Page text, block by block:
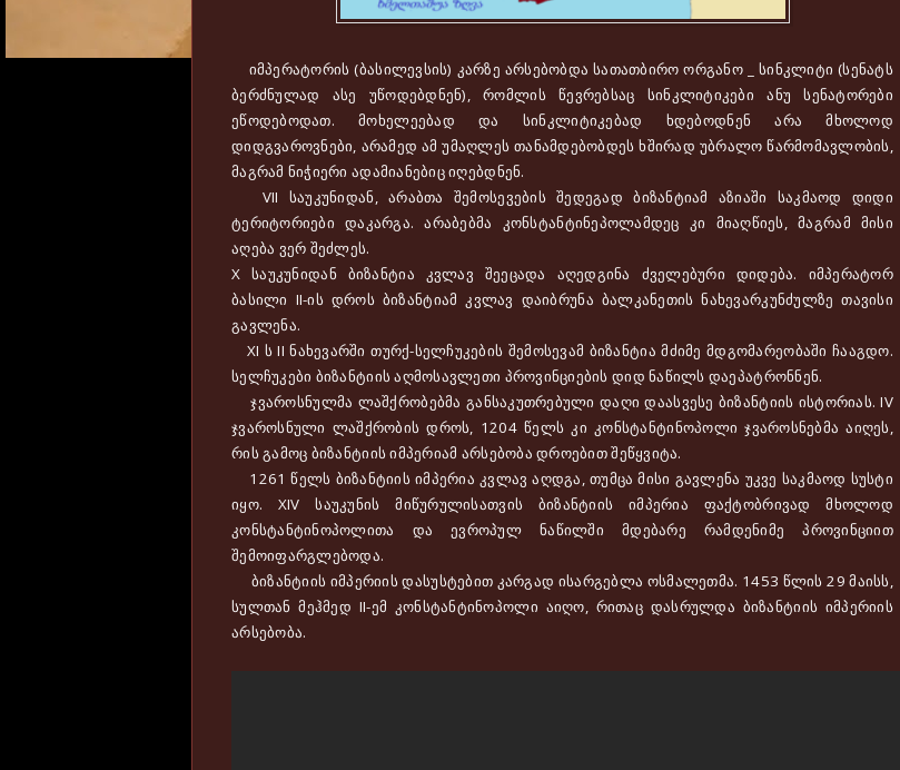
იმპერატორის (ბასილევსის) კარზე არსებობდა სათათბირო ორგანო _ სინკლიტი (სენატს
ბერძნულად ასე უწოდებდნენ), რომლის წევრებსაც სინკლიტიკები ანუ სენატორები
ეწოდებოდათ. მოხელეებად და სინკლიტიკებად ხდებოდნენ არა მხოლოდ
დიდგვაროვნები, არამედ ამ უმაღლეს თანამდებობდეს ხშირად უბრალო წარმომავლობის,
მაგრამ ნიჭიერი ადამიანებიც იღებდნენ.
VII საუკუნიდან, არაბთა შემოსევების შედეგად ბიზანტიამ აზიაში საკმაოდ დიდი
ტერიტორიები დაკარგა. არაბებმა კონსტანტინეპოლამდეც კი მიაღწიეს, მაგრამ მისი
აღება ვერ შეძლეს.
X საუკუნიდან ბიზანტია კვლავ შეეცადა აღედგინა ძველებური დიდება. იმპერატორ
ბასილი II-ის დროს ბიზანტიამ კვლავ დაიბრუნა ბალკანეთის ნახევარკუნძულზე თავისი
გავლენა.
XI ს II ნახევარში თურქ-სელჩუკების შემოსევამ ბიზანტია მძიმე მდგომარეობაში ჩააგდო.
სელჩუკები ბიზანტიის აღმოსავლეთი პროვინციების დიდ ნაწილს დაეპატრონნენ.
ჯვაროსნულმა ლაშქრობებმა განსაკუთრებული დაღი დაასვესე ბიზანტიის ისტორიას. IV
ჯვაროსნული ლაშქრობის დროს, 1204 წელს კი კონსტანტინოპოლი ჯვაროსნებმა აიღეს,
რის გამოც ბიზანტიის იმპერიამ არსებობა დროებით შეწყვიტა.
1261 წელს ბიზანტიის იმპერია კვლავ აღდგა, თუმცა მისი გავლენა უკვე საკმაოდ სუსტი
იყო. XIV საუკუნის მიწურულისათვის ბიზანტიის იმპერია ფაქტობრივად მხოლოდ
კონსტანტინოპოლითა და ევროპულ ნაწილში მდებარე რამდენიმე პროვინციით
შემოიფარგლებოდა.
ბიზანტიის იმპერიის დასუსტებით კარგად ისარგებლა ოსმალეთმა. 1453 წლის 29 მაისს,
სულთან მეჰმედ II-ემ კონსტანტინოპოლი აიღო, რითაც დასრულდა ბიზანტიის იმპერიის
არსებობა.